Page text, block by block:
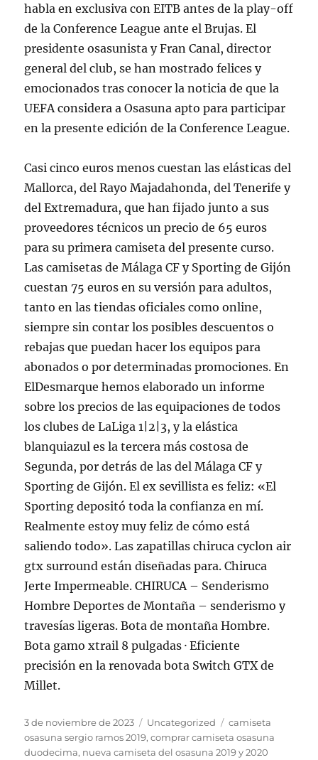
habla en exclusiva con EITB antes de la play-off
de la Conference League ante el Brujas. El
presidente osasunista y Fran Canal, director
general del club, se han mostrado felices y
emocionados tras conocer la noticia de que la
UEFA considera a Osasuna apto para participar
en la presente edición de la Conference League.
Casi cinco euros menos cuestan las elásticas del
Mallorca, del Rayo Majadahonda, del Tenerife y
del Extremadura, que han fijado junto a sus
proveedores técnicos un precio de 65 euros
para su primera camiseta del presente curso.
Las camisetas de Málaga CF y Sporting de Gijón
cuestan 75 euros en su versión para adultos,
tanto en las tiendas oficiales como online,
siempre sin contar los posibles descuentos o
rebajas que puedan hacer los equipos para
abonados o por determinadas promociones. En
ElDesmarque hemos elaborado un informe
sobre los precios de las equipaciones de todos
los clubes de LaLiga 1|2|3, y la elástica
blanquiazul es la tercera más costosa de
Segunda, por detrás de las del Málaga CF y
Sporting de Gijón. El ex sevillista es feliz: «El
Sporting depositó toda la confianza en mí.
Realmente estoy muy feliz de cómo está
saliendo todo». Las zapatillas chiruca cyclon air
gtx surround están diseñadas para. Chiruca
Jerte Impermeable. CHIRUCA – Senderismo
Hombre Deportes de Montaña – senderismo y
travesías ligeras. Bota de montaña Hombre.
Bota gamo xtrail 8 pulgadas · Eficiente
precisión en la renovada bota Switch GTX de
Millet.
Publicado
el
3 de noviembre de 2023 Categorías
Uncategorized Etiquetas
camiseta
osasuna sergio ramos 2019,comprar camiseta osasuna
duodecima, nueva camiseta del osasuna 2019 y 2020